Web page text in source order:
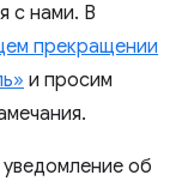
с нами. В
прекращении
и просим
об